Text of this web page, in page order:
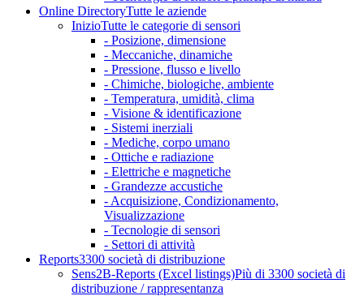
Online DirectoryTutte le aziende
InizioTutte le categorie di sensori
- Posizione, dimensione
- Meccaniche, dinamiche
- Pressione, flusso e livello
- Chimiche, biologiche, ambiente
- Temperatura, umidità, clima
- Visione & identificazione
- Sistemi inerziali
- Mediche, corpo umano
- Ottiche e radiazione
- Elettriche e magnetiche
- Grandezze accustiche
- Acquisizione, Condizionamento,
Visualizzazione
- Tecnologie di sensori
- Settori di attività
Reports3300 società di distribuzione
Sens2B-Reports (Excel listings)Più di 3300 società di
distribuzione / rappresentanza